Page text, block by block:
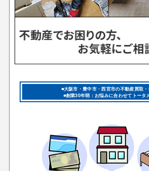
■大阪市・豊中市・西宮市の不動産買取
■創業30年弱：お悩みに合わせてトータ